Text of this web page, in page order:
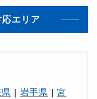
エリア
| 岩手県 |宮